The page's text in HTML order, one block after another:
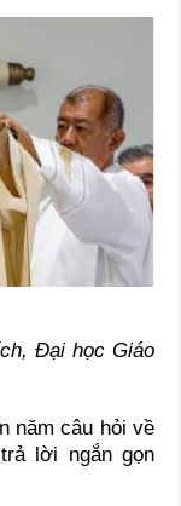
Đại học Giáo
năm câu hỏi về
lời ngắn gọn